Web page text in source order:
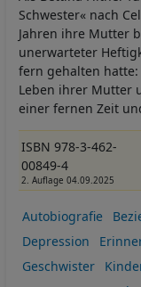
Schwester« nach
Jahren ihre Mutter
unerwarteter
fern gehalten
Leben ihrer Mutter
einer fernen Zeit
ISBN 978-3-462-
00849-4
2. Auflage 04.09.2025
Autobiografie
Depression
Geschwister